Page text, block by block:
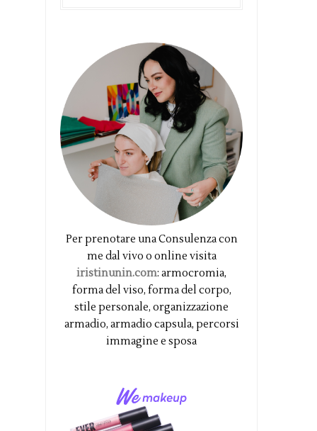
Per prenotare una Consulenza con
me dal vivo o online visita
iristinunin.com: armocromia,
forma del viso, forma del corpo,
stile personale, organizzazione
armadio, armadio capsula, percorsi
immagine e sposa